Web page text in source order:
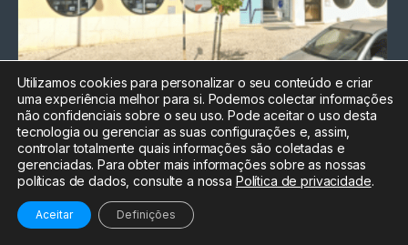
Chamada para a rede fixa
nacional
Electrónica:212
588 047
Informática:212
588 044
Utilizamos cookies para personalizar o seu conteúdo e criar
uma experiência melhor para si. Podemos colectar informações
não confidenciais sobre o seu uso. Pode aceitar o uso desta
tecnologia ou gerenciar as suas configurações e, assim,
controlar totalmente quais informações são coletadas e
gerenciadas. Para obter mais informações sobre as nossas
políticas de dados, consulte a nossa Política de privacidade.
Aceitar Definições